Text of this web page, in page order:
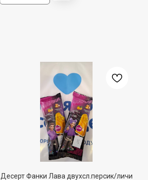
Десерт Фанки Лава двухсл.персик/личи